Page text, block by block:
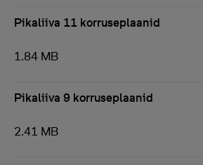
Pikaliiva 11 korruseplaanid
1.84 MB
Pikaliiva 9 korruseplaanid
2.41 MB